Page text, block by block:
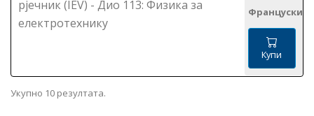
рјечник (IEV) - Дио 113: Физика за
електротехнику
Француски
Купи
Укупно 10 резултата.